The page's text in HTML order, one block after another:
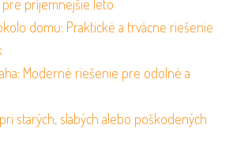
pre príjemnejšie leto
domu: Praktické a trvácne riešenie
Moderné riešenie pre odolné a
starých, slabých alebo poškodených